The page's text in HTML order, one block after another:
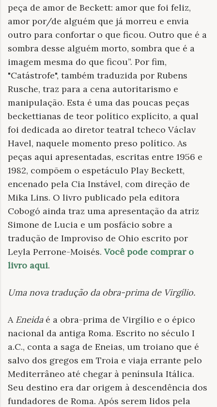
peça de amor de Beckett: amor que foi feliz,
amor por/de alguém que já morreu e envia
outro para confortar o que ficou. Outro que é a
sombra desse alguém morto, sombra que é a
imagem mesma do que ficou”. Por fim,
"Catástrofe", também traduzida por Rubens
Rusche, traz para a cena autoritarismo e
manipulação. Esta é uma das poucas peças
beckettianas de teor político explícito, a qual
foi dedicada ao diretor teatral tcheco Václav
Havel, naquele momento preso político. As
peças aqui apresentadas, escritas entre 1956 e
1982, compõem o espetáculo Play Beckett,
encenado pela Cia Instável, com direção de
Mika Lins. O livro publicado pela editora
Cobogó ainda traz uma apresentação da atriz
Simone de Lucia e um posfácio sobre a
tradução de Improviso de Ohio escrito por
Leyla Perrone-Moisés. Você pode comprar o
livro aqui.
Uma nova tradução da obra-prima de Virgílio.
A Eneidaé a obra-prima de Virgílio e o épico
nacional da antiga Roma. Escrito no século I
a.C., conta a saga de Eneias, um troiano que é
salvo dos gregos em Troia e viaja errante pelo
Mediterrâneo até chegar à península Itálica.
Seu destino era dar origem à descendência dos
fundadores de Roma. Após serem lidos pela